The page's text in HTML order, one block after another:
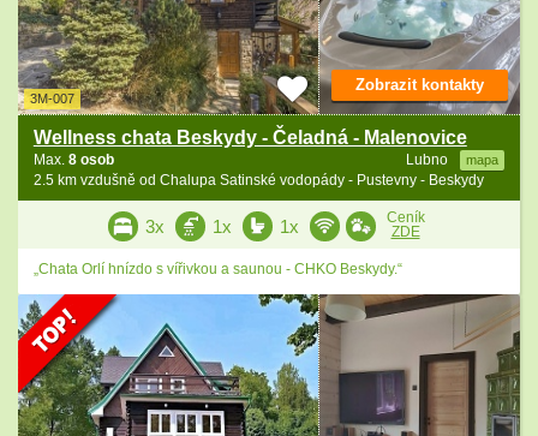
3M-007
Wellness chata Beskydy - Čeladná - Malenovice
Lubno mapa
Max. 8 osob
2.5 km vzdušně od Chalupa Satinské vodopády - Pustevny - Beskydy
Zobrazit kontakty
3x 1x 1x
Ceník
ZDE
„Chata Orlí hnízdo s vířivkou a saunou - CHKO Beskydy.“